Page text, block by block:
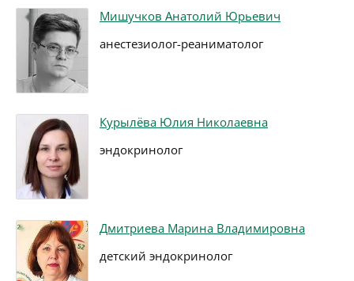
Мишучков Анатолий Юрьевич
анестезиолог-реаниматолог
Курылёва Юлия Николаевна
эндокринолог
Дмитриева Марина Владимировна
детский эндокринолог